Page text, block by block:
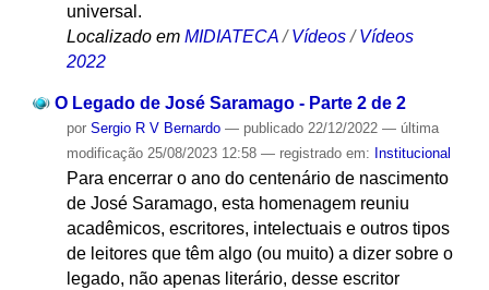
universal.
Localizado em MIDIATECA /Vídeos /Vídeos
2022
O Legado de José Saramago - Parte 2 de 2
por Sergio R V Bernardo — publicado22/12/2022 — última
modificação25/08/2023 12:58 — registrado em: Institucional
Para encerrar o ano do centenário de nascimento
de José Saramago, esta homenagem reuniu
acadêmicos, escritores, intelectuais e outros tipos
de leitores que têm algo (ou muito) a dizer sobre o
legado, não apenas literário, desse escritor